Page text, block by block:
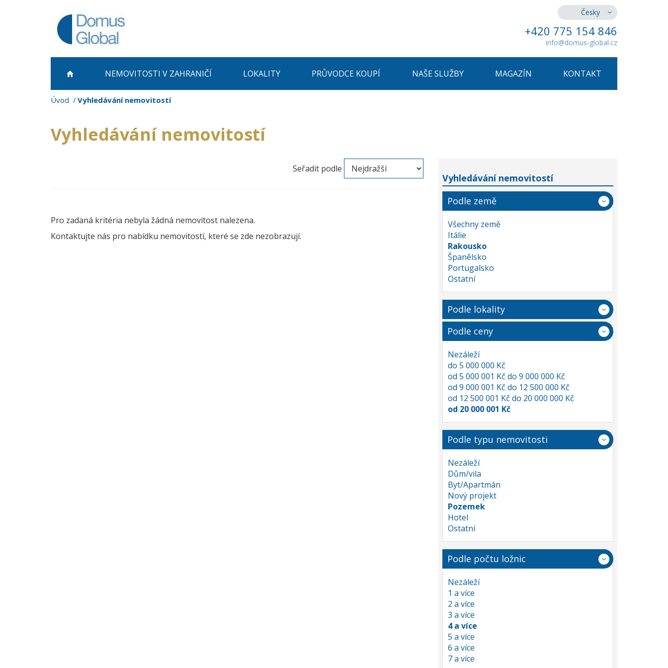
Česky
+420 775 154 846
info@domus-global.cz
NEMOVITOSTI V ZAHRANIČÍ LOKALITY PRŮVODCE KOUPÍ NAŠE SLUŽBY MAGAZÍN KONTAKT
Úvod Vyhledávání nemovitostí
Vyhledávání nemovitostí
Seřadit podle
Pro zadaná kritéria nebyla žádná nemovitost nalezena.
Kontaktujte nás pro nabídku nemovitostí, které se zde nezobrazují.
Vyhledávání nemovitostí
Podle země
Všechny země
Itálie
Rakousko
Španělsko
Portugalsko
Ostatní
Podle lokality
Podle ceny
Nezáleží
do 5 000 000 Kč
od 5 000 001 Kč do 9 000 000 Kč
od 9 000 001 Kč do 12 500 000 Kč
od 12 500 001 Kč do 20 000 000 Kč
od 20 000 001 Kč
Podle typu nemovitosti
Nezáleží
Dům/vila
Byt/Apartmán
Nový projekt
Pozemek
Hotel
Ostatní
Podle počtu ložnic
Nezáleží
1 a více
2 a více
3 a více
4 a více
5 a více
6 a více
7 a více